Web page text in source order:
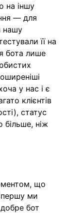
на іншу
— для
нашу
її на
бота лише
у нас і є
клієнтів
статус
більше, ніж
що
ми
бот